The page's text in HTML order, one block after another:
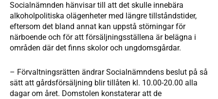
Socialnämnden hänvisar till att det skulle innebära
alkoholpolitiska olägenheter med längre tillståndstider,
eftersom det bland annat kan uppstå störningar för
närboende och för att försäljningsställena är belägna i
områden där det finns skolor och ungdomsgårdar.
– Förvaltningsrätten ändrar Socialnämndens beslut på så
sätt att gårdsförsäljning blir tillåten kl. 10.00-20.00 alla
dagar om året. Domstolen konstaterar att de